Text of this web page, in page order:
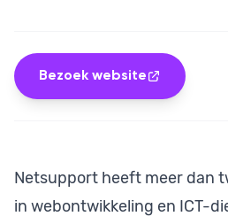
Bezoek website
Netsupport heeft meer dan
in webontwikkeling en ICT-